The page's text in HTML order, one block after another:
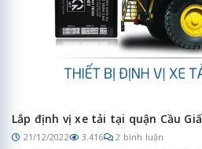
Lắp định vị xe tải tại quận Cầu
21/12/2022 3.416 2 bình luận